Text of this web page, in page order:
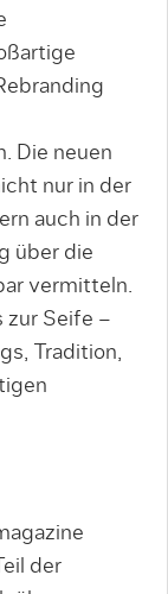
Die neuen
nur in der
auch in der
über die
vermitteln.
zur Seife –
Tradition,
der